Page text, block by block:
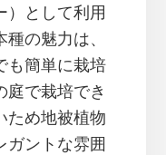
）として利用
の魅力は、
も簡単に栽培
庭で栽培でき
ため地被植物
ガントな雰囲